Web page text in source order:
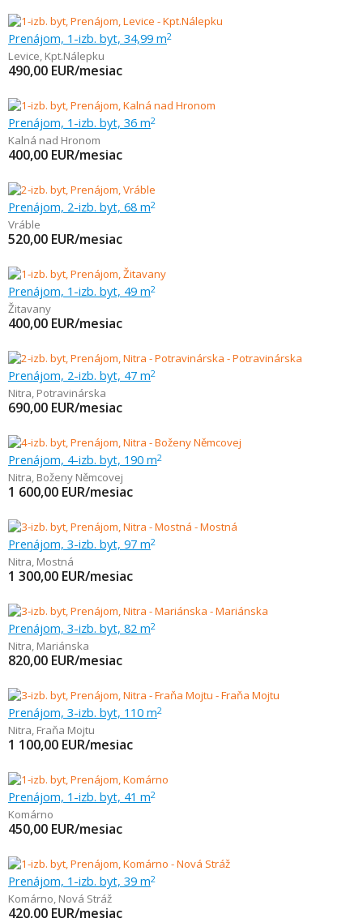
Prenájom, 1-izb. byt, 34,99 m2
Levice, Kpt.Nálepku
490,00 EUR/mesiac
Prenájom, 1-izb. byt, 36 m2
Kalná nad Hronom
400,00 EUR/mesiac
Prenájom, 2-izb. byt, 68 m2
Vráble
520,00 EUR/mesiac
Prenájom, 1-izb. byt, 49 m2
Žitavany
400,00 EUR/mesiac
Prenájom, 2-izb. byt, 47 m2
Nitra, Potravinárska
690,00 EUR/mesiac
Prenájom, 4-izb. byt, 190 m2
Nitra, Boženy Němcovej
1 600,00 EUR/mesiac
Prenájom, 3-izb. byt, 97 m2
Nitra, Mostná
1 300,00 EUR/mesiac
Prenájom, 3-izb. byt, 82 m2
Nitra, Mariánska
820,00 EUR/mesiac
Prenájom, 3-izb. byt, 110 m2
Nitra, Fraňa Mojtu
1 100,00 EUR/mesiac
Prenájom, 1-izb. byt, 41 m2
Komárno
450,00 EUR/mesiac
Prenájom, 1-izb. byt, 39 m2
Komárno, Nová Stráž
420,00 EUR/mesiac